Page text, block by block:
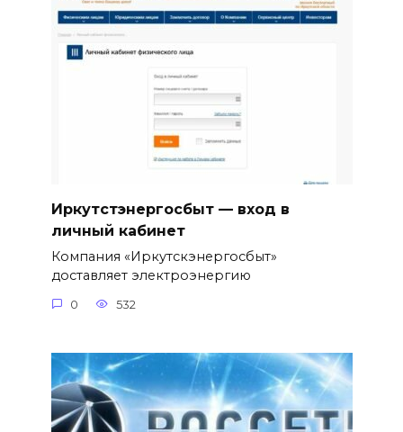
Иркутстэнергосбыт — вход в
личный кабинет
Компания «Иркутскэнергосбыт»
доставляет электроэнергию
0 532